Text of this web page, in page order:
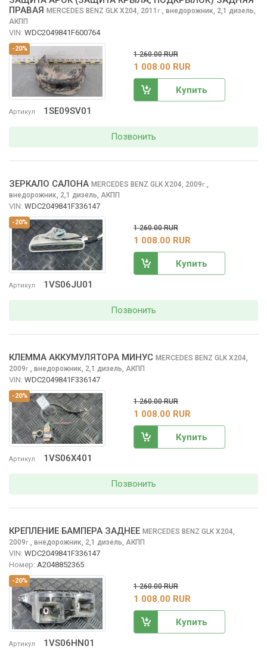
-20%
Артикул 1SE09SV01
ПРАВАЯ MERCEDES BENZ GLK X204, 2011 г., внедорожник, 2,1 дизель,
АКПП
VIN: WDC2049841F600764
1 260.00 RUR
1 008.00 RUR
Купить
Позвонить
-20%
Артикул 1VS06JU01
ЗЕРКАЛО САЛОНА MERCEDES BENZ GLK X204, 2009г.,
внедорожник, 2,1 дизель, АКПП
VIN: WDC2049841F336147
1 260.00 RUR
1 008.00 RUR
Купить
Позвонить
-20%
Артикул 1VS06X401
КЛЕММА АККУМУЛЯТОРА МИНУС MERCEDES BENZ GLK X204,
2009г., внедорожник, 2,1 дизель, АКПП
VIN: WDC2049841F336147
1 260.00 RUR
1 008.00 RUR
Купить
Позвонить
-20%
Артикул 1VS06HN01
КРЕПЛЕНИЕ БАМПЕРА ЗАДНЕЕ MERCEDES BENZ GLK X204,
2009г., внедорожник, 2,1 дизель, АКПП
VIN: WDC2049841F336147
Номер: A2048852365
1 260.00 RUR
1 008.00 RUR
Купить